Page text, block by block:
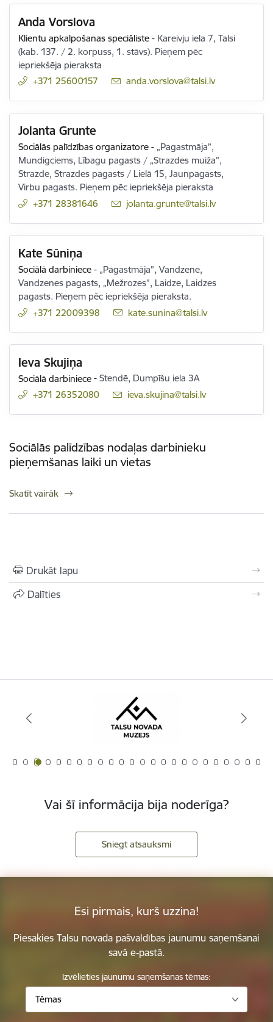
Anda Vorslova
Klientu apkalpošanas speciāliste - Kareivju iela 7, Talsi
(kab. 137. / 2. korpuss, 1. stāvs). Pieņem pēc
iepriekšēja pieraksta
+371 25600157
E-pasts:
anda.vorslova@talsi.lv
Jolanta Grunte
Sociālās palīdzības organizatore - „Pagastmāja”,
Mundigciems, Lībagu pagasts / „Strazdes muiža”,
Strazde, Strazdes pagasts / Lielā 15, Jaunpagasts,
Virbu pagasts. Pieņem pēc iepriekšēja pieraksta
+371 28381646
E-pasts:
jolanta.grunte@talsi.lv
Kate Sūniņa
Sociālā darbiniece - „Pagastmāja”, Vandzene,
Vandzenes pagasts, „Mežrozes”, Laidze, Laidzes
pagasts. Pieņem pēc iepriekšēja pieraksta.
+371 22009398
E-pasts:
kate.sunina@talsi.lv
Ieva Skujiņa
Sociālā darbiniece -Stendē, Dumpīšu iela 3A
+371 26352080
E-pasts:
ieva.skujina@talsi.lv
Sociālās palīdzības nodaļas darbinieku
pieņemšanas laiki un vietas
Skatīt vairāk
Drukāt lapu
Dalīties
Vai šī informācija bija noderīga?
Sniegt atsauksmi
Esi pirmais, kurš uzzina!
Piesakies Talsu novada pašvaldības jaunumu saņemšanai
savā e-pastā.
Izvēlieties jaunumu saņemšanas tēmas:
Tēmas